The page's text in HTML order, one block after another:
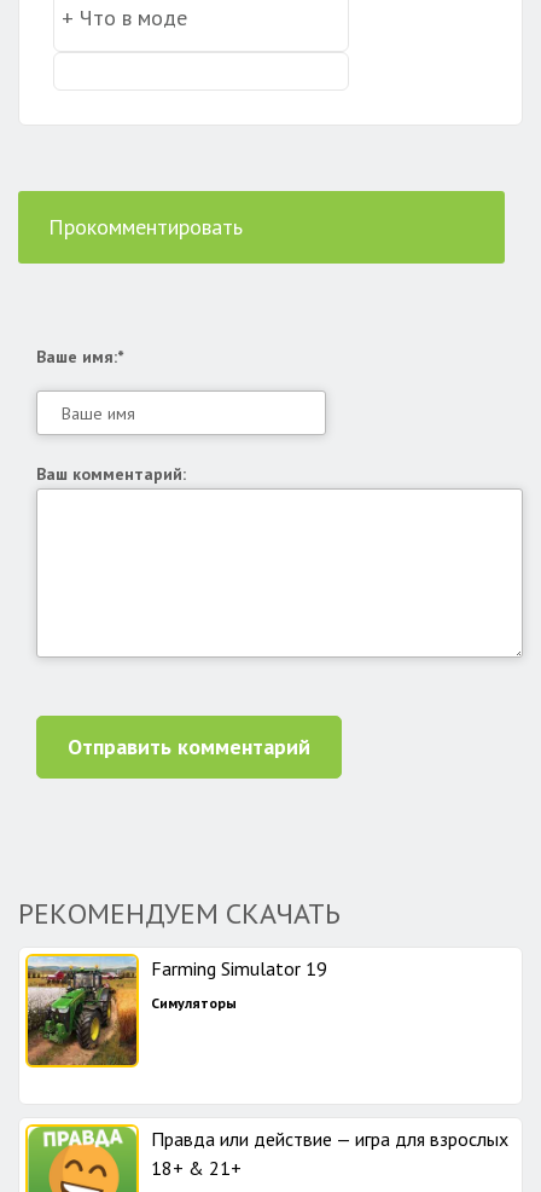
Прокомментировать
Ваше имя:*
Ваш комментарий:
Отправить комментарий
РЕКОМЕНДУЕМ СКАЧАТЬ
Farming Simulator 19
Симуляторы
Правда или действие — игра для взрослых
18+ & 21+